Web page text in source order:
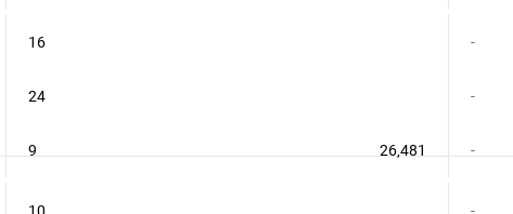
16 -
24 -
9 -
26,481